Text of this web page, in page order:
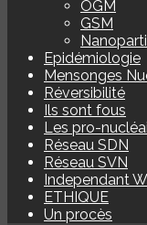
OGM
GSM
Epidémiologie
Mensonges
Réversibilité
Ils sont fous
Les pro-
Réseau SDN
Réseau SVN
Independant
ETHIQUE
Un procès